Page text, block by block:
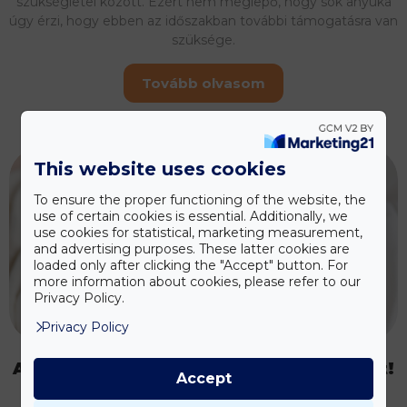
úgy érzi, hogy ebben az időszakban további támogatásra van
szüksége.
Tovább olvasom
A VitaHelpnek köszönhetjük a babánkat!
This website uses cookies
To ensure the proper functioning of the website, the
use of certain cookies is essential. Additionally, we
use cookies for statistical, marketing measurement,
and advertising purposes. These latter cookies are
loaded only after clicking the "Accept" button. For
more information about cookies, please refer to our
Privacy Policy.
Privacy Policy
Accept